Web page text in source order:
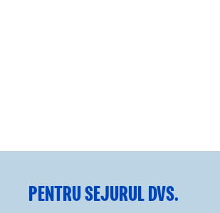
PENTRU SEJURUL DVS.